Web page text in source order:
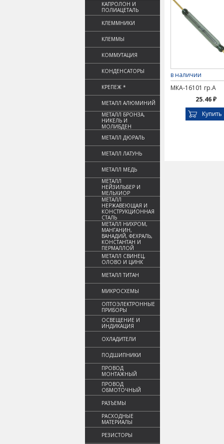
КАПРОЛОН И
ПОЛИАЦЕТАЛЬ
КЛЕММНИКИ
КЛЕММЫ
КОММУТАЦИЯ
КОНДЕНСАТОРЫ
КРЕПЕЖ *
МЕТАЛЛ АЛЮМИНИЙ
МЕТАЛЛ БРОНЗА,
НИКЕЛЬ И
МОЛИБДЕН
МЕТАЛЛ ДЮРАЛЬ
МЕТАЛЛ ЛАТУНЬ
МЕТАЛЛ МЕДЬ
МЕТАЛЛ
НЕЙЗИЛЬБЕР И
МЕЛЬХИОР
МЕТАЛЛ
НЕРЖАВЕЮЩАЯ И
КОНСТРУКЦИОННАЯ
СТАЛЬ
МЕТАЛЛ НИХРОМ,
МАНГАНИН,
ВАНАДИЙ, ФЕХРАЛЬ,
КОНСТАНТАН И
ПЕРМАЛЛОЙ
МЕТАЛЛ СВИНЕЦ,
ОЛОВО И ЦИНК
МЕТАЛЛ ТИТАН
МИКРОСХЕМЫ
ОПТОЭЛЕКТРОННЫЕ
ПРИБОРЫ
ОСВЕЩЕНИЕ И
ИНДИКАЦИЯ
ОХЛАДИТЕЛИ
ПОДШИПНИКИ
ПРОВОД
МОНТАЖНЫЙ
ПРОВОД
ОБМОТОЧНЫЙ
РАЗЪЕМЫ
РАСХОДНЫЕ
МАТЕРИАЛЫ
РЕЗИСТОРЫ
в наличии
МКА-16101 гр.А
25.46 ₽
Купить